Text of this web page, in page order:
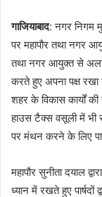
गाजियाबाद: नगर निगम
पर महापौर तथा नगर
तथा नगर आयुक्त से
करते हुए अपना पक्ष रखा
शहर के विकास कार्यों की
हाउस टैक्स वसूली में भी
पर मंथन करने के लिए
महापौर सुनीता दयाल
ध्यान में रखते हुए पार्षदों